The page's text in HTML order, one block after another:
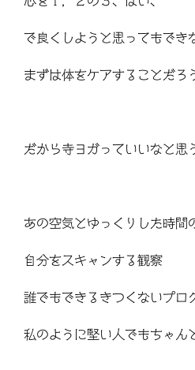
で良くしようと思ってもでき
まずは体をケアすることだろ
だから寺ヨガっていいなと思
あの空気とゆっくりした時間
自分をスキャンする観察
誰でもできるきつくないプロ
私のように堅い人でもちゃん